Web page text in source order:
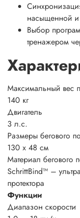
насыщенной и
Выбор
тренажером
Максимальный вес
140 кг
Двигатель
3 л.с.
Размеры бегового
130 х 48 см
Материал бегового
SchrittBind™ –
протектора
Функции
Диапазон скорости